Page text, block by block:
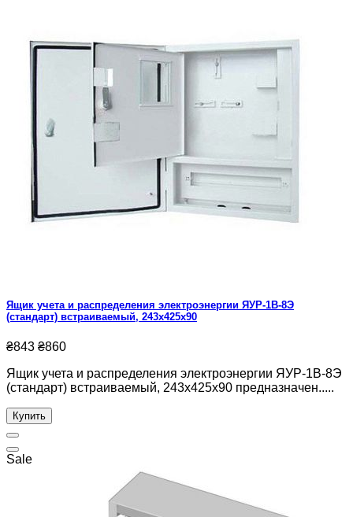
Ящик учета и распределения электроэнергии ЯУР-1В-8Э
(стандарт) встраиваемый, 243x425x90
₴843 ₴860
Ящик учета и распределения электроэнергии ЯУР-1В-8Э
(стандарт) встраиваемый, 243x425x90 предназначен.....
Купить
Sale